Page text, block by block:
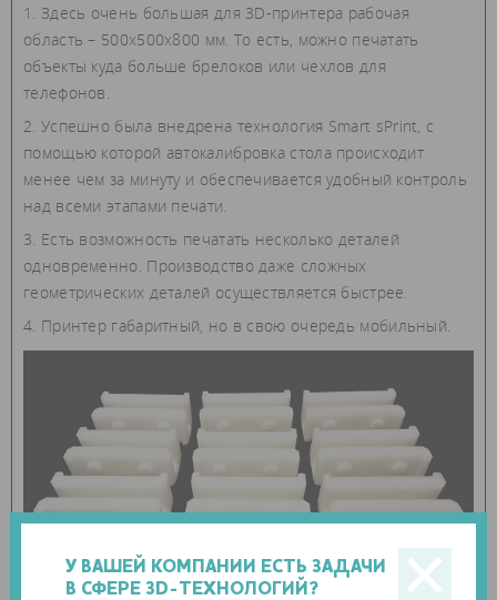
У ВАШЕЙ КОМПАНИИ ЕСТЬ ЗАДАЧИ
В СФЕРЕ 3D-ТЕХНОЛОГИЙ?
Здесь очень большая для 3D-принтера рабочая
область – 500х500х800 мм. То есть, можно печатать
объекты куда больше брелоков или чехлов для
телефонов.
Успешно была внедрена технология Smart sPrint, с
помощью которой автокалибровка стола происходит
менее чем за минуту и обеспечивается удобный контроль
над всеми этапами печати.
Есть возможность печатать несколько деталей
одновременно. Производство даже сложных
геометрических деталей осуществляется быстрее.
Принтер габаритный, но в свою очередь мобильный.